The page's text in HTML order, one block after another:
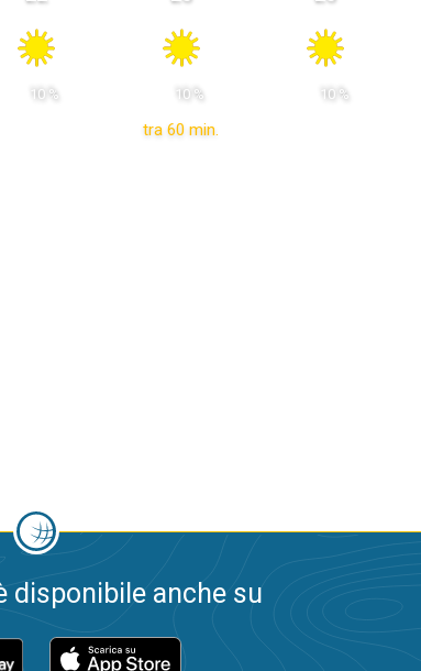
10 %
tra 60 min.
10 % 10 %
disponibile anche su